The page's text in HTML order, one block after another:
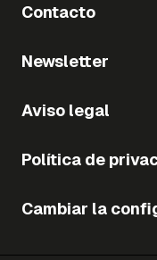
Contacto
Newsletter
Aviso legal
Política de
Cambiar la